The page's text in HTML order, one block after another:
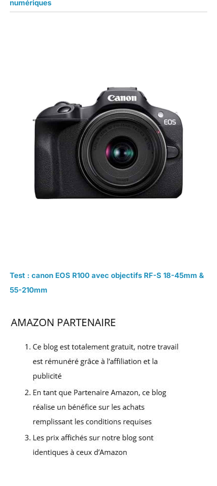
numériques
Test : canon EOS R100 avec objectifs RF-S 18-45mm &
55-210mm